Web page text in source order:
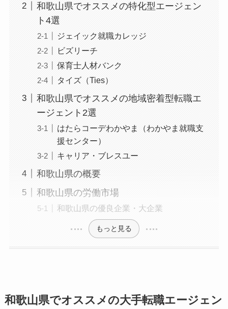
和歌山県でオススメの特化型エージェン
ト4選
ジェイック就職カレッジ
ビズリーチ
保育士人材バンク
タイズ（Ties）
和歌山県でオススメの地域密着型転職エ
ージェント2選
はたらコーデわかやま（わかやま就職支
援センター）
キャリア・ブレスユー
和歌山県の概要
和歌山県の労働市場
和歌山県の優良企業・大企業
もっと見る
和歌山県でオススメの大手転職エージェン